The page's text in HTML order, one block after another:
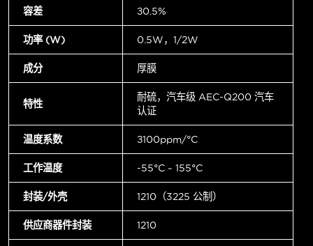
容差 ±0.5%
功率 (W) 0.5W，1/2W
成分 厚膜
特性
耐硫，汽车级 AEC-Q200 汽车
认证
温度系数 ±100ppm/°C
工作温度 -55°C ~ 155°C
封装/外壳 1210（3225 公制）
供应商器件封装 1210